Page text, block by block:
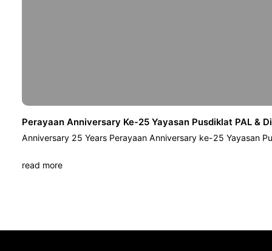
Perayaan Anniversary Ke-25 Yayasan Pusdiklat PAL &
Anniversary 25 Years Perayaan Anniversary ke-25 Yayasan
read more